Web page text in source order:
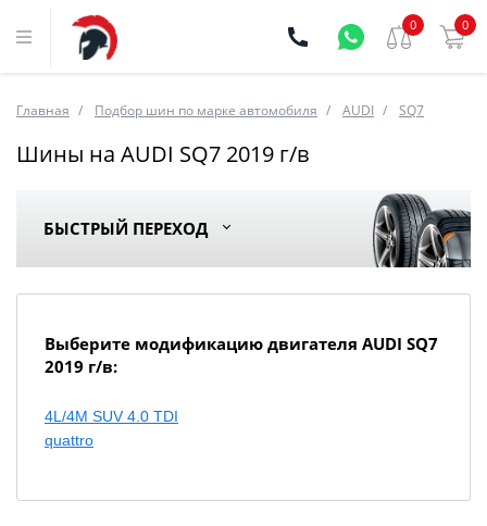
0 0
Главная Подбор шин по марке автомобиля AUDI SQ7
Шины на AUDI SQ7 2019 г/в
БЫСТРЫЙ ПЕРЕХОД
Выберите модификацию двигателя AUDI SQ7
2019 г/в:
4L/4M SUV 4.0 TDI
quattro